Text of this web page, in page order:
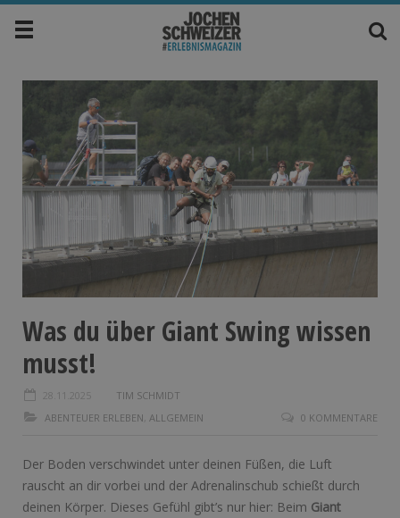
Was du über Giant Swing wissen
musst!
28.11.2025
TIM SCHMIDT
ABENTEUER ERLEBEN ALLGEMEIN 0 KOMMENTARE
Der Boden verschwindet unter deinen Füßen, die Luft
rauscht an dir vorbei und der Adrenalinschub schießt durch
deinen Körper. Dieses Gefühl gibt’s nur hier: Beim Giant